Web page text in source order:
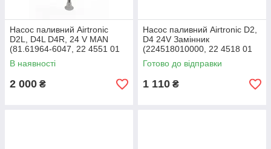
Насос паливний Airtronic
D2L, D4L D4R, 24 V MAN
(81.61964-6047, 22 4551 01
0000, 22 4551
01,224551010000, 22455101,
В наявності
2 000 ₴
Насос паливний Airtronic D2,
D4 24V Замінник
(224518010000, 22 4518 01
0000, 22451801, 22 4518
01, 1381421,
Готово до відправки
1 110 ₴